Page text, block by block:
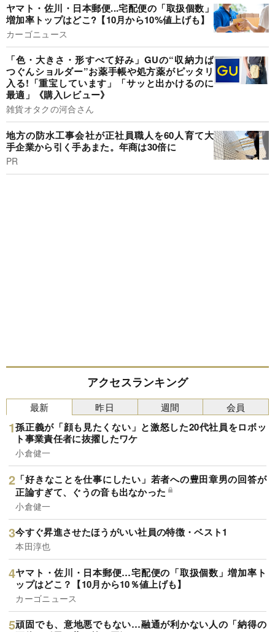
ヤマト・佐川・日本郵便...宅配便の「取扱個数」
増加率トップはどこ?【10月から10%値上げも】
カーゴニュース
「色・大きさ・形すべて好み」GUの“収納力ば
つぐんショルダー”お薬手帳や処方薬がピッタリ
入る!「重宝しています」「サッと出かけるのに
最適」《購入レビュー》
雑貨オタクの河合さん
地方の防水工事会社が正社員職人を60人育て大
手企業から引く手あまた。年商は30倍に
PR
アクセスランキング
最新
孫正義が「顔も見たくない」と激怒した20代社員をロボッ
ト事業責任者に抜擢したワケ
小倉健一
「好きなことを仕事にしたい」若者への豊田章男の回答が
正論すぎて、ぐうの音も出なかった
小倉健一
今すぐ昇進させたほうがいい社員の特徴・ベスト1
本田淳也
ヤマト・佐川・日本郵便…宅配便の「取扱個数」増加率ト
ップはどこ？【10月から10％値上げも】
カーゴニュース
頑固でも、意地悪でもない…融通が利かない人の「納得の
昨日 週間 会員